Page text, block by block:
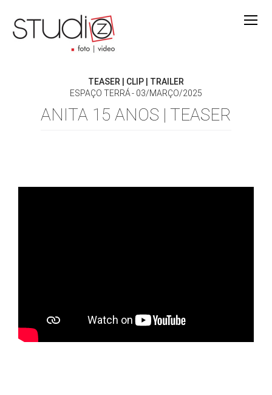
TEASER | CLIP | TRAILER
ESPAÇO TERRÁ
03/MARÇO/2025
ANITA 15 ANOS | TEASER